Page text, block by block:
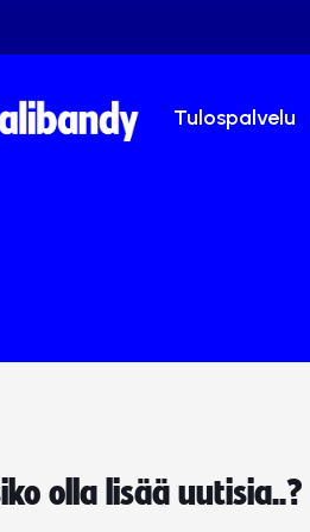
Tulospalvelu
olla lisää uutisia..?